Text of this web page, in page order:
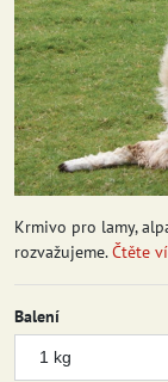
Krmivo pro lamy,
rozvažujeme.Čtěte
Balení